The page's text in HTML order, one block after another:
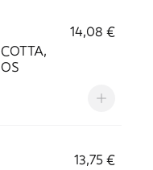
14,08 €
13,75 €